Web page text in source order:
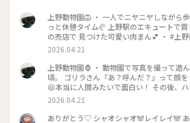
上野動物園🦁 ・ 一人でニヤニヤしながら
っと休憩タイム🥐 上野駅のエキュートで
の売店で 見つけた可愛い肉まん💕 ・ #上野動物園 #肉
ん #フラミンゴの羽は美しい
2026.04.21
上野動物園🦍 ・ 動物園で写真を撮って遊
頃。 ゴリラさん『あ？呼んだ？』って顔
😆本当に人間みたいで面白い！ その後、
見に行くと、お部屋の中で 自分の美しい羽
ら身だしなみを 整えていらっしゃいまし
#ゴリラの親分 #ハシビロコウ
2026.04.21
ありがとう♡ シャオシャオ🐼レイレイ🐼